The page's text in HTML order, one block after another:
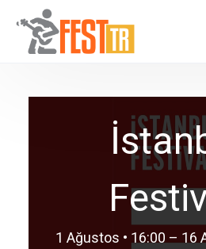
Ana içeriğe atla
1 Ağustos • 16:00 – 16